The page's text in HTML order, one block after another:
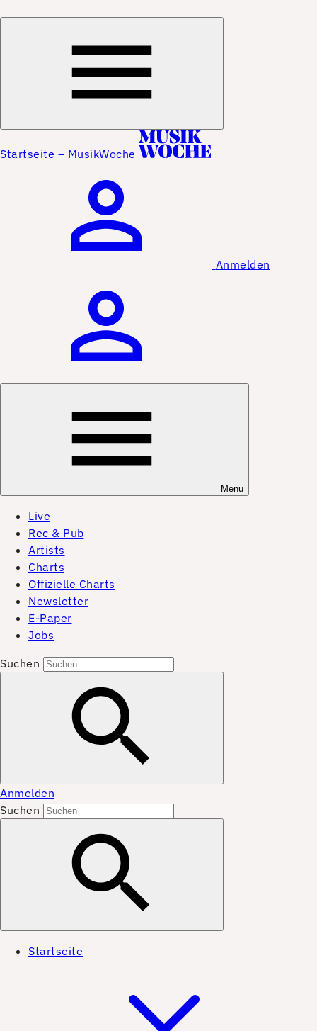
Startseite – MusikWoche
Anmelden
Menu
Live
Rec & Pub
Artists
Charts
Offizielle Charts
Newsletter
E-Paper
Jobs
Suchen
Anmelden
Suchen
Startseite